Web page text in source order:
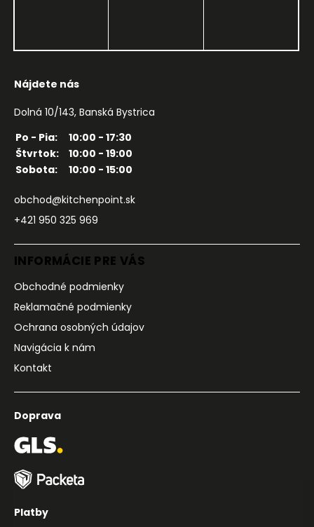
Nájdete nás
Dolná 10/143, Banská Bystrica
Po - Pia:
10:00 - 17:30
Štvrtok:
10:00 - 19:00
Sobota:
10:00 - 15:00
obchod@kitchenpoint.sk
+421 950 325 969
INFORMÁCIE PRE VÁS
Obchodné podmienky
Reklamačné podmienky
Ochrana osobných údajov
Navigácia k nám
Kontakt
Doprava
Platby